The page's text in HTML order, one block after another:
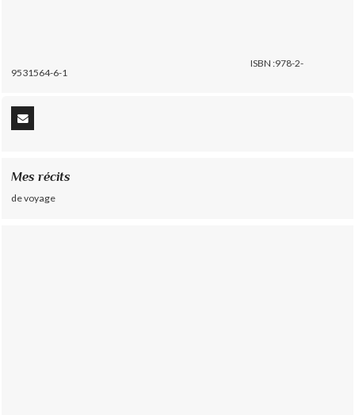
ISBN :978-2-
9531564-6-1
Mes récits
de voyage